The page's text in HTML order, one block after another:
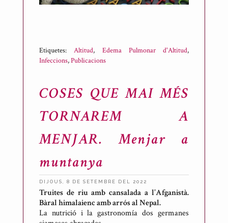
Etiquetes:Altitud, Edema Pulmonar d'Altitud,
Infeccions,Publicacions
COSES QUE MAI MÉS
TORNAREM A
MENJAR. Menjar a
muntanya
DIJOUS, 8 DE SETEMBRE DEL 2022
P
u
b
Truites de riu amb cansalada a l’Afganistà.
Bàral himalaienc amb arrós al Nepal.
La nutrició i la gastronomía dos germanes